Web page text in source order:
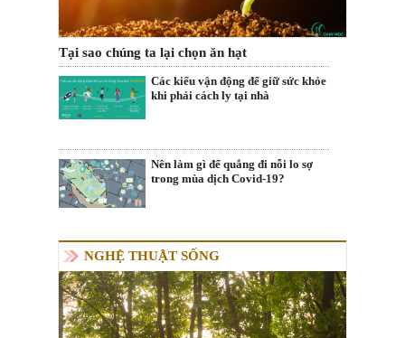
Tại sao chúng ta lại chọn ăn hạt
Các kiểu vận động để giữ sức khỏe
khi phải cách ly tại nhà
Nên làm gì để quẳng đi nỗi lo sợ
trong mùa dịch Covid-19?
NGHỆ THUẬT SỐNG